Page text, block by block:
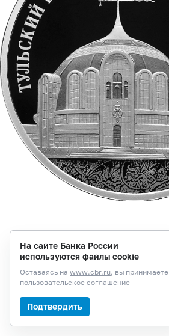
На сайте Банка России
используются файлы cookie
Оставаясь на www.cbr.ru, вы принимаете
пользовательское соглашение
Подтвердить